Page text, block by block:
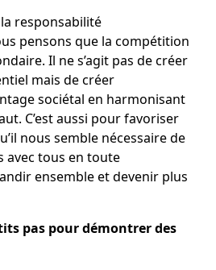
responsabilité
pensons que la compétition
Il ne s’agit pas de créer
mais de créer
sociétal en harmonisant
C’est aussi pour favoriser
nous semble nécessaire de
avec tous en toute
ensemble et devenir plus
pas pour démontrer des